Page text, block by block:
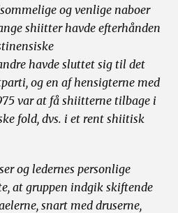
og venlige naboer
shiitter havde efterhånden
havde sluttet sig til det
og en af hensigterne med
var at få shiitterne tilbage i
fold, dvs. i et rent shiitisk
og ledernes personlige
at gruppen indgik skiftende
snart med druserne,